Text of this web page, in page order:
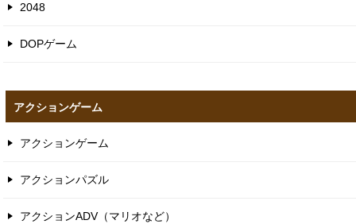
2048
DOPゲーム
アクションゲーム
アクションゲーム
アクションパズル
アクションADV（マリオなど）